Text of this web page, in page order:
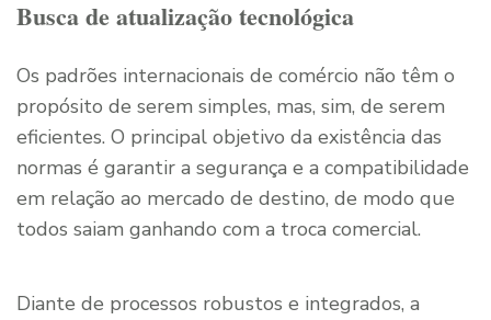
Busca de atualização tecnológica
Os padrões internacionais de comércio não têm o
propósito de serem simples, mas, sim, de serem
eficientes. O principal objetivo da existência das
normas é garantir a segurança e a compatibilidade
em relação ao mercado de destino, de modo que
todos saiam ganhando com a troca comercial.
Diante de processos robustos e integrados, a